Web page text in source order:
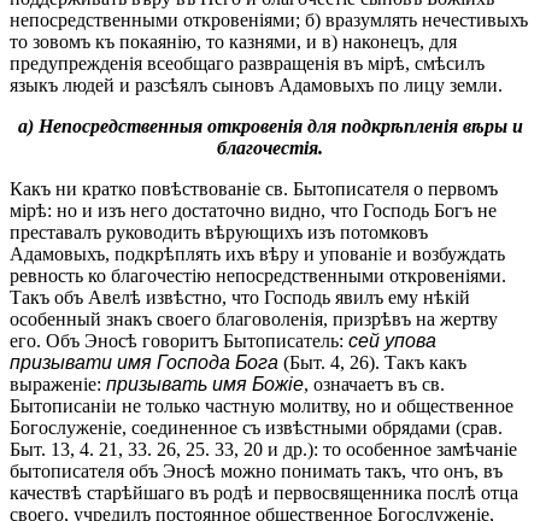
непосредственными откровеніями; б) вразумлять нечестивыхъ
то зовомъ къ покаянію, то казнями, и в) наконецъ, для
предупрежденія всеобщаго развращенія въ мірѣ, смѣсилъ
языкъ людей и разсѣялъ сыновъ Адамовыхъ по лицу земли.
а) Непосредственныя откровенія для подкрѣпленія вѣры и
благочестія.
Какъ ни кратко повѣствованіе св. Бытописателя о первомъ
мірѣ: но и изъ него достаточно видно, что Господь Богъ не
преставалъ руководить вѣрующихъ изъ потомковъ
Адамовыхъ, подкрѣплять ихъ вѣру и упованіе и возбуждать
ревность ко благочестію непосредственными откровеніями.
Такъ объ Авелѣ извѣстно, что Господь явилъ ему нѣкій
особенный знакъ своего благоволенія, призрѣвъ на жертву
его. Объ Эносѣ говоритъ Бытописатель: сей упова
призывати имя Господа Бога (Быт. 4, 26). Такъ какъ
выраженіе: призывать имя Божіе, означаетъ въ св.
Бытописаніи не только частную молитву, но и общественное
Богослуженіе, соединенное съ извѣстными обрядами (срав.
Быт. 13, 4. 21, 33. 26, 25. 33, 20 и др.): то особенное замѣчаніе
бытописателя объ Эносѣ можно понимать такъ, что онъ, въ
качествѣ старѣйшаго въ родѣ и первосвященника послѣ отца
своего, учредилъ постоянное общественное Богослуженіе,